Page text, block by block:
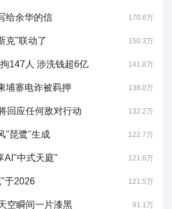
给余华的信 170.6万
克"联动了 150.3万
147人 涉洗钱超6亿 141.8万
埔寨电诈被羁押 138.0万
回应任何敌对行动 132.2万
"琵鹭"生成 122.7万
AI"中式天庭" 121.6万
于2026 121.5万
空瞬间一片漆黑 91.1万